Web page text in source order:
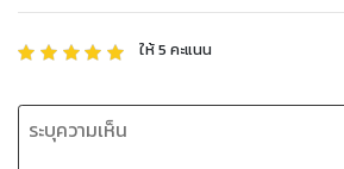
ให้5 คะแนน